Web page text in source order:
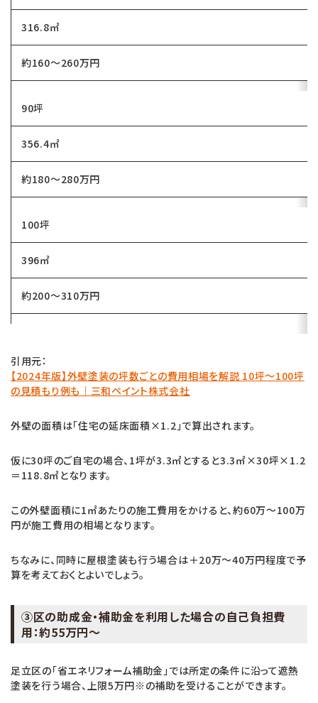
316.8㎡
約160～260万円
90坪
356.4㎡
約180～280万円
100坪
396㎡
約200～310万円
引用元：
【2024年版】外壁塗装の坪数ごとの費用相場を解説 10坪～100坪
の見積もり例も｜三和ペイント株式会社
外壁の面積は「住宅の延床面積×1.2」で算出されます。
仮に30坪のご自宅の場合、1坪が3.3㎡とすると3.3㎡×30坪×1.2
＝118.8㎡となります。
この外壁面積に1㎡あたりの施工費用をかけると、約60万～100万
円が施工費用の相場となります。
ちなみに、同時に屋根塗装も行う場合は＋20万～40万円程度で予
算を考えておくとよいでしょう。
③区の助成金・補助金を利用した場合の自己負担費
用：約55万円～
足立区の「省エネリフォーム補助金」では所定の条件に沿って遮熱
塗装を行う場合、上限5万円※の補助を受けることができます。